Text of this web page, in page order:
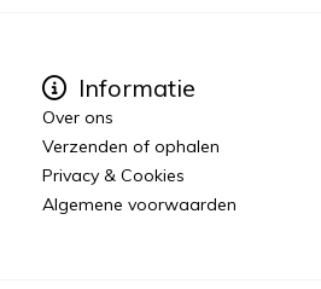
Informatie
Over ons
Verzenden of ophalen
Privacy & Cookies
Algemene voorwaarden